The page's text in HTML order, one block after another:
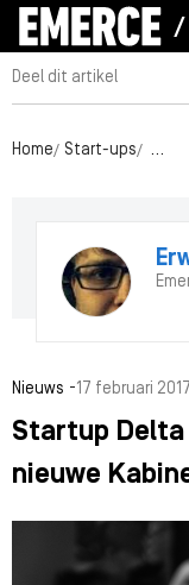
Deel dit artikel
Home Start-ups
Nieuws -17 februari
Startup Delta
nieuwe